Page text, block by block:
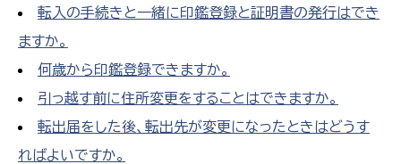
転入の手続きと一緒に印鑑登録と証明書の発行はでき
ますか。
何歳から印鑑登録できますか。
引っ越す前に住所変更をすることはできますか。
転出届をした後、転出先が変更になったときはどうす
ればよいですか。